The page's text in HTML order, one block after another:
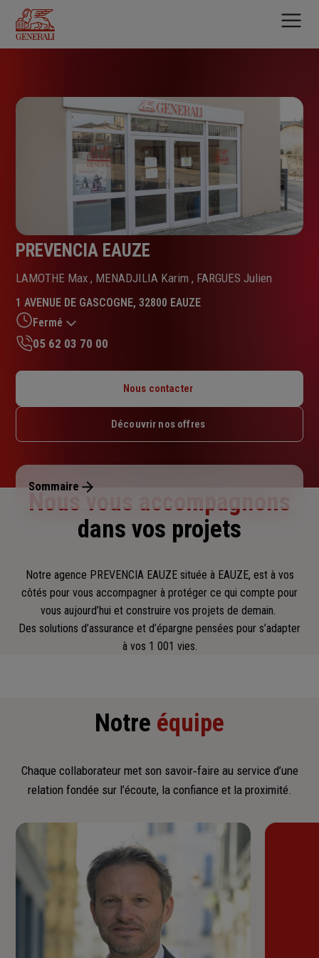
contenu
principal
PREVENCIA EAUZE
LAMOTHE Max , MENADJILIA Karim , FARGUES Julien
1 AVENUE DE GASCOGNE, 32800 EAUZE
Fermé
Mardi : 09h – 13h / 14h – 17h
Jeudi : 09h – 13h / 14h – 17h
Dimanche : Fermé
05 62 03 70 00
Nous contacter
Découvrir nos offres
Sommaire
Nous vous accompagnons
dans vos projets
Notre agence PREVENCIA EAUZE située à EAUZE, est à vos
côtés pour vous accompagner à protéger ce qui compte pour
vous aujourd’hui et construire vos projets de demain.
Des solutions d’assurance et d’épargne pensées pour s’adapter
à vos 1 001 vies.
Notre équipe
Chaque collaborateur met son savoir‑faire au service d’une
relation fondée sur l’écoute, la confiance et la proximité.